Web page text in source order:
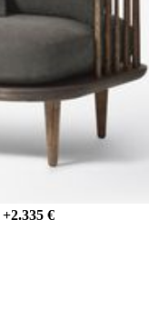
+2.335 €